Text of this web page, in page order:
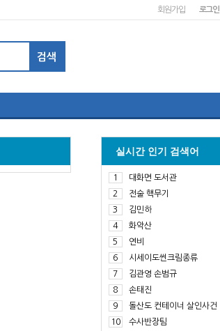
회원가입 로그인
실시간 인기 검색어
1
대화면 도서관
2
전술 핵무기
3
김민하
4
화악산
5
연비
6
시세이도썬크림종류
7
김관영 손범규
8
손태진
9
돌산도 컨테이너 살인사건
10
수사반장팀